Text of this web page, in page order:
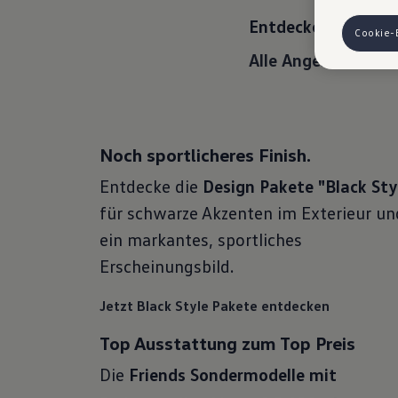
Entdecke hier
Alle Angebote
Noch sportlicheres Finish.
Entdecke die Design Pakete "Black
für schwarze Akzenten im Exterieur
ein markantes, sportliches
Erscheinungsbild.
Jetzt Black Style Pakete entdecken
Top Ausstattung zum Top Preis
Die Friends Sondermodelle mit
finden
Hinweis
Cookie-